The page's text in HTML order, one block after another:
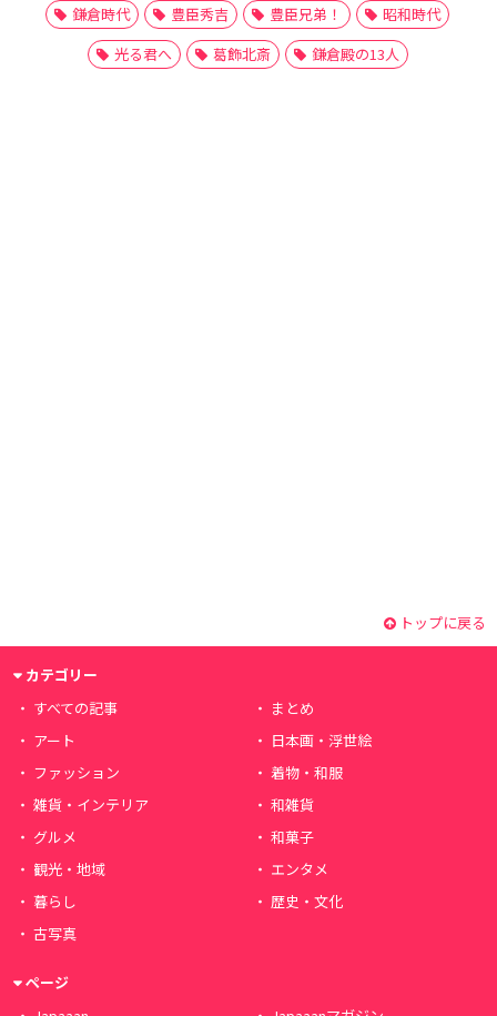
鎌倉時代
豊臣秀吉 豊臣兄弟！
昭和時代
光る君へ
葛飾北斎 鎌倉殿の13人
トップに戻る
カテゴリー
すべての記事
まとめ
アート
日本画・浮世絵
ファッション
着物・和服
雑貨・インテリア
和雑貨
グルメ
和菓子
観光・地域
エンタメ
暮らし
歴史・文化
古写真
ページ